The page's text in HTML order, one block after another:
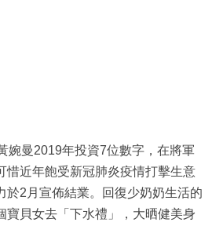
婉曼2019年投資7位數字，在將軍
惜近年飽受新冠肺炎疫情打擊生意
於2月宣佈結業。回復少奶奶生活的
寶貝女去「下水禮」，大晒健美身